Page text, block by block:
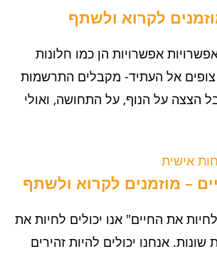
לקרוא ולשתף
מספר 7- אפשרויות אפשרויות הן כמו חלונות
צופים אל העתיד- מקבלים התרשמות
הצצה על הנוף, על התחושה, ואולי
– מוזמנים לקרוא ולשתף
מספר 6 "לחיות את החיים" אנו יכולים לחיות את
אנחנו יכולים להיות זהירים